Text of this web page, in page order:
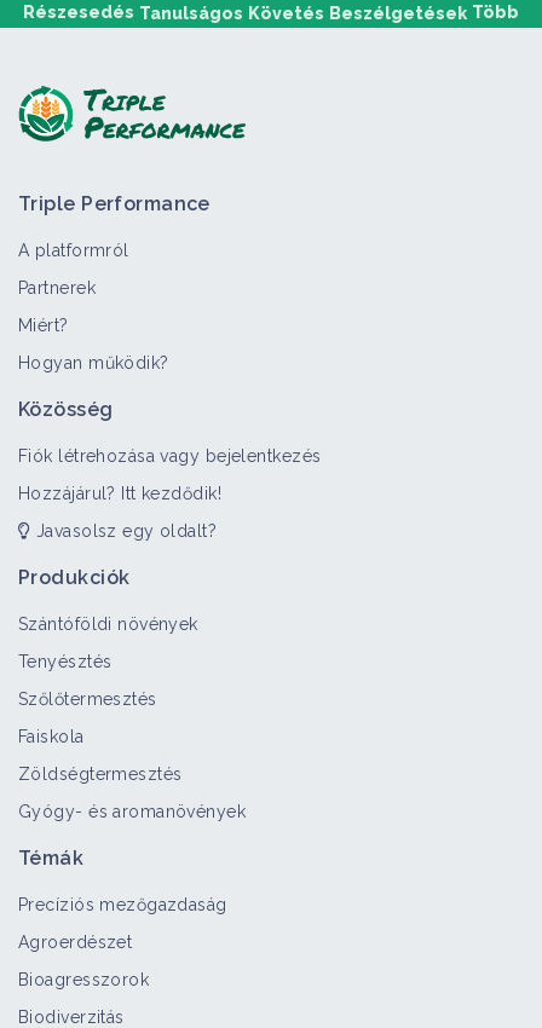
Részesedés Tanulságos Követés Beszélgetések Több
Uborka
Fedett üszög
Triple Performance
A platformról
Partnerek
Miért?
Hogyan működik?
Közösség
Fiók létrehozása vagy bejelentkezés
Hozzájárul? Itt kezdődik!
Javasolsz egy oldalt?
Produkciók
Szántóföldi növények
Tenyésztés
Szőlőtermesztés
Faiskola
Zöldségtermesztés
Gyógy- és aromanövények
Témák
Precíziós mezőgazdaság
Agroerdészet
Bioagresszorok
Biodiverzitás